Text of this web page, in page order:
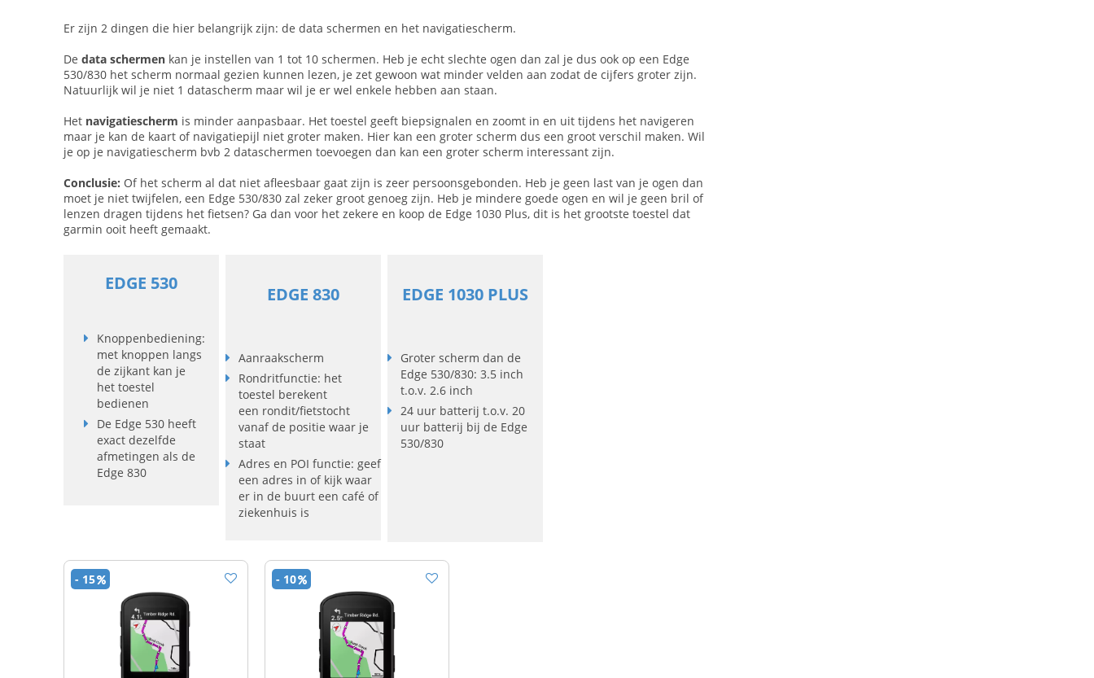
Er zijn 2 dingen die hier belangrijk zijn: de data schermen en het navigatiescherm.
De data schermen kan je instellen van 1 tot 10 schermen. Heb je echt slechte ogen dan zal je dus ook op een Edge
530/830 het scherm normaal gezien kunnen lezen, je zet gewoon wat minder velden aan zodat de cijfers groter zijn.
Natuurlijk wil je niet 1 datascherm maar wil je er wel enkele hebben aan staan.
Het navigatiescherm is minder aanpasbaar. Het toestel geeft biepsignalen en zoomt in en uit tijdens het navigeren
maar je kan de kaart of navigatiepijl niet groter maken. Hier kan een groter scherm dus een groot verschil maken. Wil
je op je navigatiescherm bvb 2 dataschermen toevoegen dan kan een groter scherm interessant zijn.
Conclusie: Of het scherm al dat niet afleesbaar gaat zijn is zeer persoonsgebonden. Heb je geen last van je ogen dan
moet je niet twijfelen, een Edge 530/830 zal zeker groot genoeg zijn. Heb je mindere goede ogen en wil je geen bril of
lenzen dragen tijdens het fietsen? Ga dan voor het zekere en koop de Edge 1030 Plus, dit is het grootste toestel dat
garmin ooit heeft gemaakt.
EDGE 530
Knoppenbediening:
met knoppen langs
de zijkant kan je
het toestel
bedienen
De Edge 530 heeft
exact dezelfde
afmetingen als de
Edge 830
EDGE 830​
Aanraakscherm
Rondritfunctie: het
toestel berekent
een rondit/fietstocht
vanaf de positie waar je
staat
Adres en POI functie: geef
een adres in of kijk waar
er in de buurt een café of
ziekenhuis is
EDGE 1030 PLUS
Groter scherm dan de
Edge 530/830: 3.5 inch
t.o.v. 2.6 inch
24 uur batterij t.o.v. 20
uur batterij bij de Edge
530/830
- 15 - 10